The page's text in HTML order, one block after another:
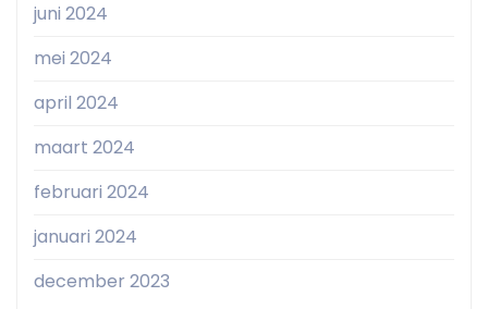
juni 2024
mei 2024
april 2024
maart 2024
februari 2024
januari 2024
december 2023